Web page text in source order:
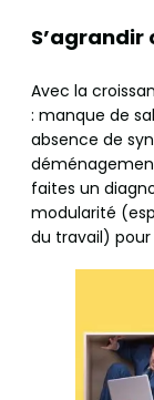
Avec la
: manque de
absence de
faites un
modularité
du travail) pour